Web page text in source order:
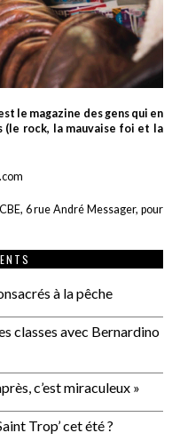
le magazine des gens qui en
(le rock, la mauvaise foi et la
6 rue André Messager, pour
à la pêche
classes avec Bernardino
c’est miraculeux »
Trop’ cet été ?